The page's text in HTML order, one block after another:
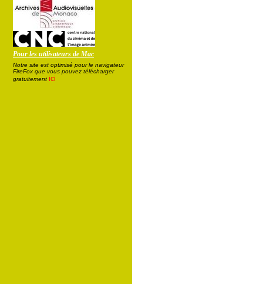
Pour les utilisateurs de Mac
Notre site est optimisé pour le navigateur
FireFox que vous pouvez télécharger
gratuitement ici